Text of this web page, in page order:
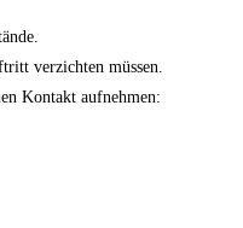
verzichten müssen.
Kontakt aufnehmen: